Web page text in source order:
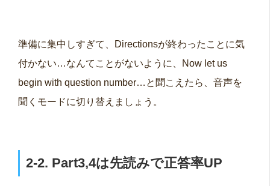
準備に集中しすぎて、Directionsが終わったことに気
付かない…なんてことがないように、Now let us
begin with question number…と聞こえたら、音声を
聞くモードに切り替えましょう。
2-2. Part3,4は先読みで正答率UP